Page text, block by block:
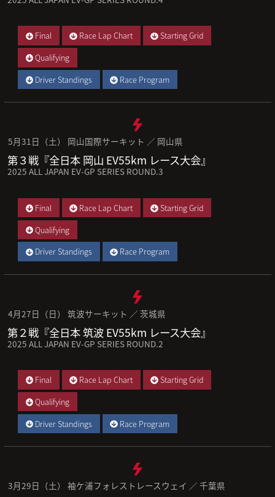
Final Race Lap Chart
Starting Grid
Qualifying
Driver Standings
Race Program
5月31日（土） 岡山国際サーキット ／ 岡山県
第３戦『全日本 岡山 EV55km レース大会』
2025 ALL JAPAN EV-GP SERIES ROUND.3
Final Race Lap Chart
Starting Grid
Qualifying
Driver Standings
Race Program
4月27日（日） 筑波サーキット ／ 茨城県
第２戦『全日本 筑波 EV55km レース大会』
2025 ALL JAPAN EV-GP SERIES ROUND.2
Final Race Lap Chart
Starting Grid
Qualifying
Driver Standings
Race Program
3月29日（土） 袖ケ浦フォレストレースウェイ ／ 千葉県